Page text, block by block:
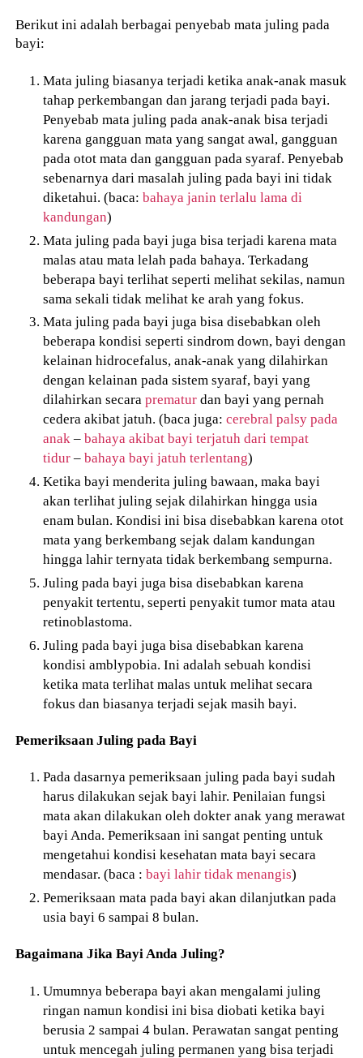
Berikut ini adalah berbagai penyebab mata juling pada
bayi:
Mata juling biasanya terjadi ketika anak-anak masuk
tahap perkembangan dan jarang terjadi pada bayi.
Penyebab mata juling pada anak-anak bisa terjadi
karena gangguan mata yang sangat awal, gangguan
pada otot mata dan gangguan pada syaraf. Penyebab
sebenarnya dari masalah juling pada bayi ini tidak
diketahui. (baca:bahaya janin terlalu lama di
kandungan)
Mata juling pada bayi juga bisa terjadi karena mata
malas atau mata lelah pada bahaya. Terkadang
beberapa bayi terlihat seperti melihat sekilas, namun
sama sekali tidak melihat ke arah yang fokus.
Mata juling pada bayi juga bisa disebabkan oleh
beberapa kondisi seperti sindrom down, bayi dengan
kelainan hidrocefalus, anak-anak yang dilahirkan
dengan kelainan pada sistem syaraf, bayi yang
dilahirkan secaraprematur dan bayi yang pernah
cedera akibat jatuh. (baca juga:cerebral palsy pada
anak –bahaya akibat bayi terjatuh dari tempat
tidur –bahaya bayi jatuh terlentang)
Ketika bayi menderita juling bawaan, maka bayi
akan terlihat juling sejak dilahirkan hingga usia
enam bulan. Kondisi ini bisa disebabkan karena otot
mata yang berkembang sejak dalam kandungan
hingga lahir ternyata tidak berkembang sempurna.
Juling pada bayi juga bisa disebabkan karena
penyakit tertentu, seperti penyakit tumor mata atau
retinoblastoma.
Juling pada bayi juga bisa disebabkan karena
kondisi amblypobia. Ini adalah sebuah kondisi
ketika mata terlihat malas untuk melihat secara
fokus dan biasanya terjadi sejak masih bayi.
Pemeriksaan Juling pada Bayi
Pada dasarnya pemeriksaan juling pada bayi sudah
harus dilakukan sejak bayi lahir. Penilaian fungsi
mata akan dilakukan oleh dokter anak yang merawat
bayi Anda. Pemeriksaan ini sangat penting untuk
mengetahui kondisi kesehatan mata bayi secara
mendasar. (baca :bayi lahir tidak menangis)
Pemeriksaan mata pada bayi akan dilanjutkan pada
usia bayi 6 sampai 8 bulan.
Bagaimana Jika Bayi Anda Juling?
Umumnya beberapa bayi akan mengalami juling
ringan namun kondisi ini bisa diobati ketika bayi
berusia 2 sampai 4 bulan. Perawatan sangat penting
untuk mencegah juling permanen yang bisa terjadi